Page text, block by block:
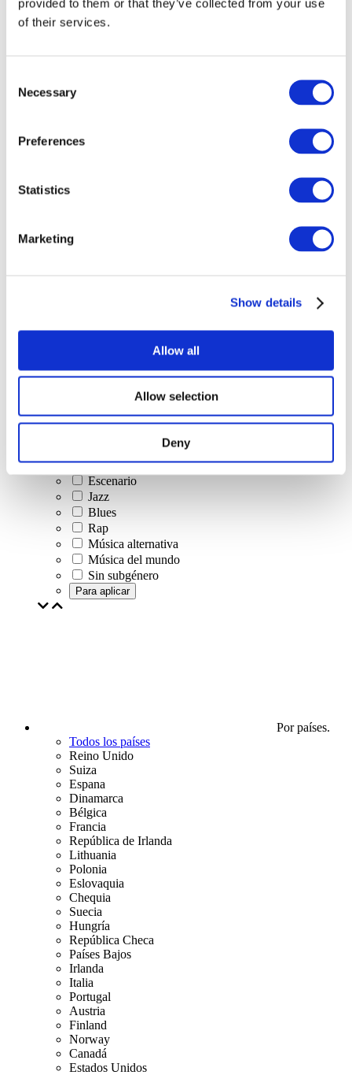
provided to them or that they’ve collected from your use
of their services.
Selection
Necessary
Preferences
Statistics
Marketing
Show details
Allow all
Allow selection
Deny
Todos los
Música rock
Música israelí
Folklore
Nuestra oferta especial
Música
Escenario
Jazz
Blues
Rap
Música alternativa
Música del mundo
Sin subgénero
Para aplicar
Por países.
Todos los países
Reino Unido
Suiza
Espana
Dinamarca
Bélgica
Francia
República de Irlanda
Lithuania
Polonia
Eslovaquia
Chequia
Suecia
Hungría
República Checa
Países Bajos
Irlanda
Italia
Portugal
Austria
Finland
Norway
Canadá
Estados Unidos